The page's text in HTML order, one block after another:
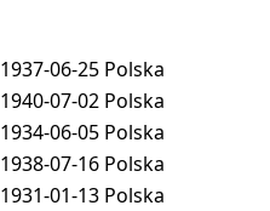
1937-06-25 Polska
1940-07-02 Polska
1934-06-05 Polska
1938-07-16 Polska
1931-01-13 Polska